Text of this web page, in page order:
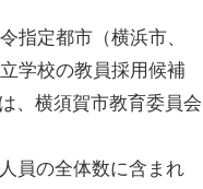
指定都市（横浜市、
学校の教員採用候補
、横須賀市教育委員会
員の全体数に含まれ